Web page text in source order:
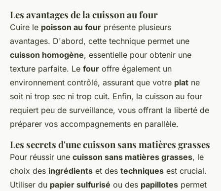
Les avantages de la cuisson au four
Cuire le poisson au four présente plusieurs
avantages. D'abord, cette technique permet une
cuisson homogène, essentielle pour obtenir une
texture parfaite. Le four offre également un
environnement contrôlé, assurant que votre plat ne
soit ni trop sec ni trop cuit. Enfin, la cuisson au four
requiert peu de surveillance, vous offrant la liberté de
préparer vos accompagnements en parallèle.
Les secrets d'une cuisson sans matières grasses
Pour réussir une cuisson sans matières grasses, le
choix des ingrédients et des techniques est crucial.
Utiliser du papier sulfurisé ou des papillotes permet